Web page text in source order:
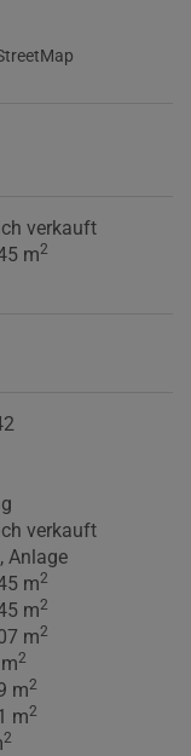
verkauft
m2
verkauft
Anlage
m2
m2
m2
2
m2
m2
2